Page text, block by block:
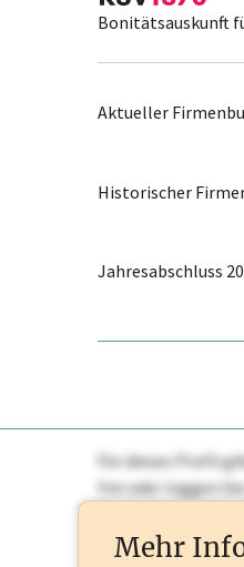
Bonitätsauskunft
Aktueller
Historischer
Jahresabschluss
Für dieses Profil
frei oder loggen
Mehr